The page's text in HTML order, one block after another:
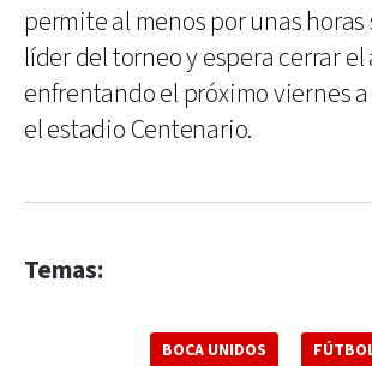
permite al menos por unas
líder del torneo y espera cerrar el
enfrentando el próximo viernes
el estadio Centenario.
Temas:
BOCA UNIDOS